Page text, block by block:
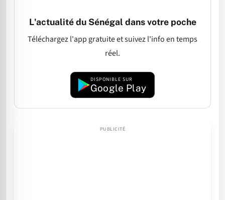
L'actualité du Sénégal dans votre poche
Téléchargez l'app gratuite et suivez l'info en temps
réel.
DISPONIBLE SUR
Google Play